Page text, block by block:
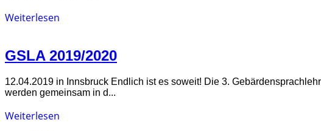
Weiterlesen
GSLA 2019/2020
12.04.2019 in Innsbruck Endlich ist es soweit! Die 3.
werden gemeinsam in d...
Weiterlesen